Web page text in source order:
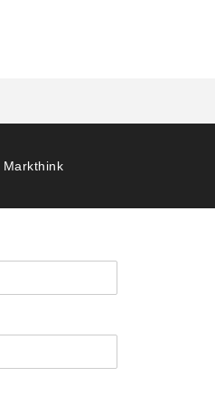
Markthink